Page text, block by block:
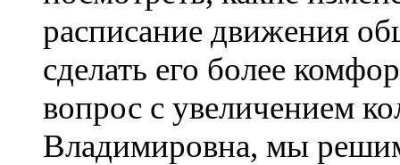
расписание движения
сделать его более
вопрос с увеличением
Владимировна, мы